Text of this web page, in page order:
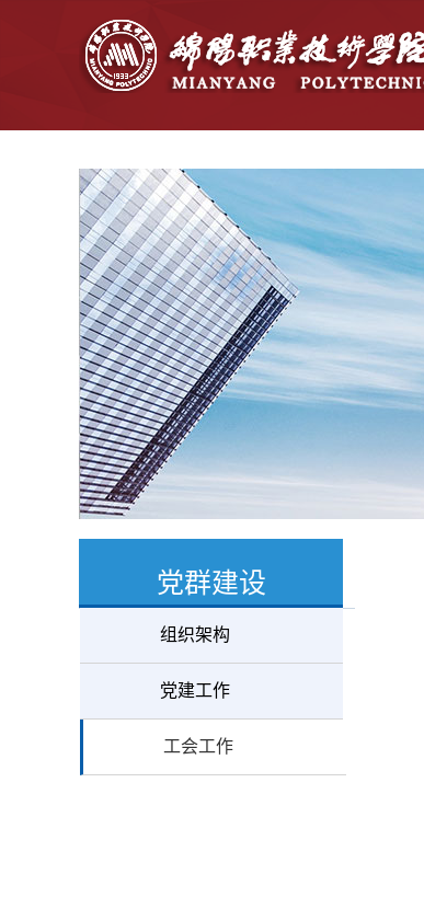
党群建设
组织架构
党建工作
工会工作